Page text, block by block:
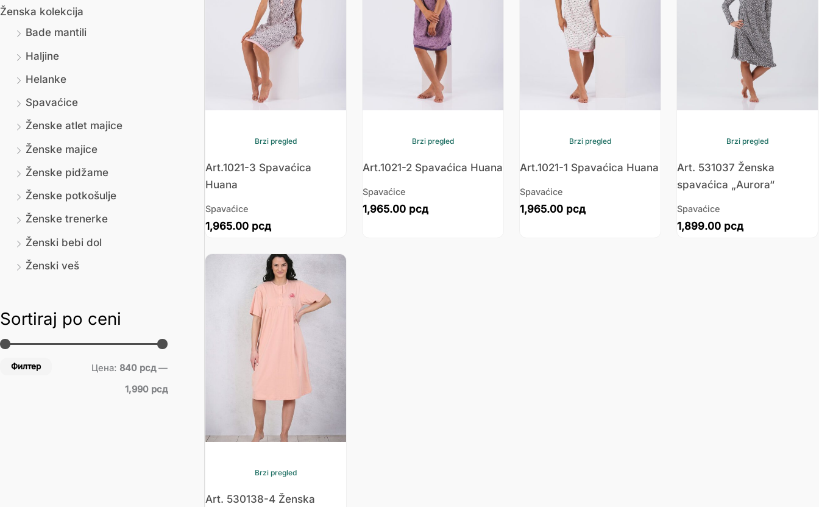
Ženska kolekcija
Bade mantili
Haljine
Helanke
Spavaćice
Ženske atlet majice
Ženske majice
Ženske pidžame
Ženske potkošulje
Ženske trenerke
Ženski bebi dol
Ženski veš
Sortiraj po ceni
Филтер Цена: 840 рсд—
1,990 рсд
Brzi pregled
Art.1021-3 Spavaćica
Huana
Spavaćice
1,965.00 рсд
Brzi pregled
Art.1021-2 Spavaćica Huana
Spavaćice
1,965.00 рсд
Brzi pregled
Art.1021-1 Spavaćica Huana
Spavaćice
1,965.00 рсд
Brzi pregled
Art. 531037 Ženska
spavaćica „Aurora“
Spavaćice
1,899.00 рсд
Brzi pregled
Art. 530138-4 Ženska